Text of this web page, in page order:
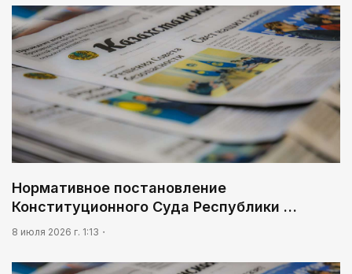
Нормативное постановление
Конституционного Суда Республики …
8 июля 2026 г. 1:13